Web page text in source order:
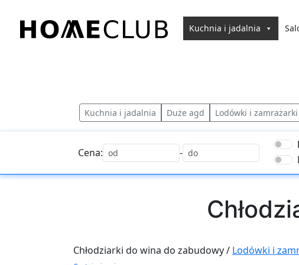
treści
Kuchnia i jadalnia
Kuchnia i jadalnia Duże agd Lodówki i zamrażarki
Cena: -
Chłodziarki do wina do zabudowy / Lodówki i